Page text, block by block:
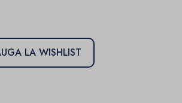
LA WISHLIST